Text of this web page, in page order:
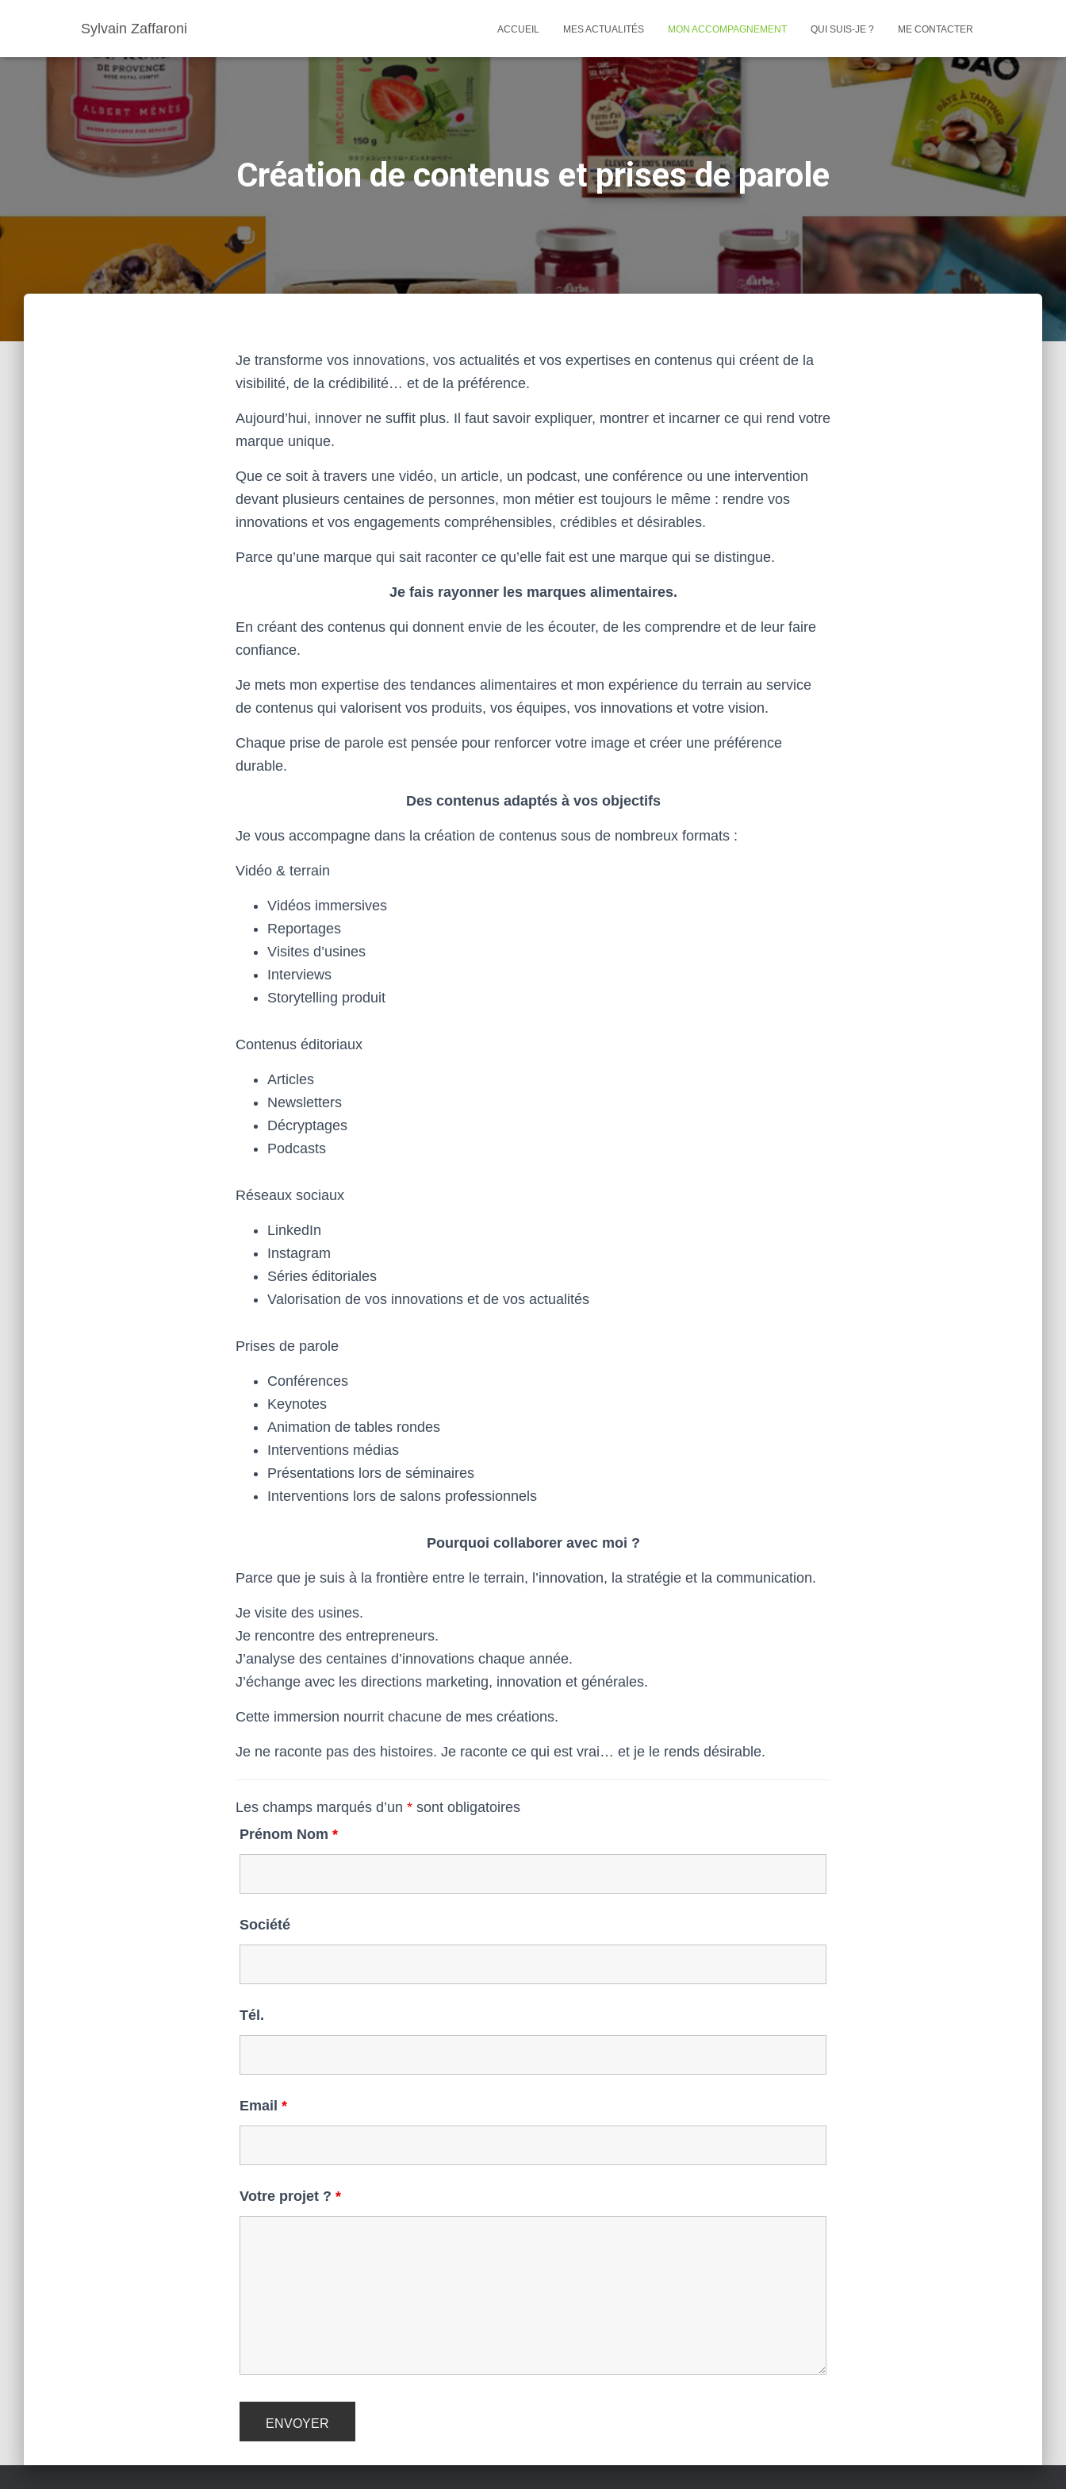
Sylvain Zaffaroni ACCUEIL MES ACTUALITÉS MON ACCOMPAGNEMENT QUI SUIS-JE ? ME CONTACTER
Création de contenus et prises de parole
Je transforme vos innovations, vos actualités et vos expertises en contenus qui créent de la
visibilité, de la crédibilité… et de la préférence.
Aujourd’hui, innover ne suffit plus. Il faut savoir expliquer, montrer et incarner ce qui rend votre
marque unique.
Que ce soit à travers une vidéo, un article, un podcast, une conférence ou une intervention
devant plusieurs centaines de personnes, mon métier est toujours le même : rendre vos
innovations et vos engagements compréhensibles, crédibles et désirables.
Parce qu’une marque qui sait raconter ce qu’elle fait est une marque qui se distingue.
Je fais rayonner les marques alimentaires.
En créant des contenus qui donnent envie de les écouter, de les comprendre et de leur faire
confiance.
Je mets mon expertise des tendances alimentaires et mon expérience du terrain au service
de contenus qui valorisent vos produits, vos équipes, vos innovations et votre vision.
Chaque prise de parole est pensée pour renforcer votre image et créer une préférence
durable.
Des contenus adaptés à vos objectifs
Je vous accompagne dans la création de contenus sous de nombreux formats :
Vidéo & terrain
Vidéos immersives
Reportages
Visites d’usines
Interviews
Storytelling produit
Contenus éditoriaux
Articles
Newsletters
Décryptages
Podcasts
Réseaux sociaux
LinkedIn
Instagram
Séries éditoriales
Valorisation de vos innovations et de vos actualités
Prises de parole
Conférences
Keynotes
Animation de tables rondes
Interventions médias
Présentations lors de séminaires
Interventions lors de salons professionnels
Pourquoi collaborer avec moi ?
Parce que je suis à la frontière entre le terrain, l’innovation, la stratégie et la communication.
Je visite des usines.
Je rencontre des entrepreneurs.
J’analyse des centaines d’innovations chaque année.
J’échange avec les directions marketing, innovation et générales.
Cette immersion nourrit chacune de mes créations.
Je ne raconte pas des histoires. Je raconte ce qui est vrai… et je le rends désirable.
Les champs marqués d’un * sont obligatoires
Prénom Nom *
Société
Tél.
Email *
Votre projet ? *